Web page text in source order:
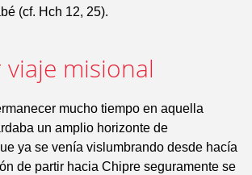
(cf. Hch 12, 25).
misional
mucho tiempo en aquella
un amplio horizonte de
ya se venía vislumbrando desde hacía
de partir hacia Chipre seguramente se